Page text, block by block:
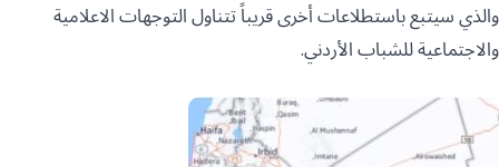
والذي سيتبع باستطلاعات أخرى قريباً تتناول التوجهات الاعلامية
والاجتماعية للشباب الأردني.